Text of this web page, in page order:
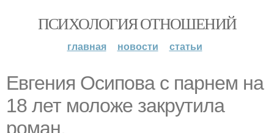
ПСИХОЛОГИЯ ОТНОШЕНИЙ
главная новости статьи
Евгения Осипова с парнем на
18 лет моложе закрутила
роман.